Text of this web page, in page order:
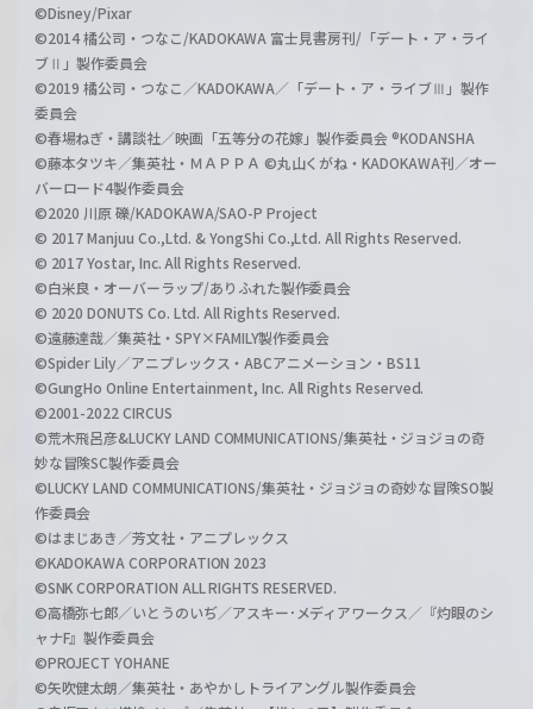
©Disney/Pixar
©2014 橘公司・つなこ/KADOKAWA 富士見書房刊/「デート・ア・ライ
ブⅡ」製作委員会
©2019 橘公司・つなこ／KADOKAWA／「デート・ア・ライブⅢ」製作
委員会
©春場ねぎ・講談社／映画「五等分の花嫁」製作委員会 ®KODANSHA
©藤本タツキ／集英社・ＭＡＰＰＡ ©丸山くがね・KADOKAWA刊／オー
バーロード4製作委員会
©2020 川原 礫/KADOKAWA/SAO-P Project
© 2017 Manjuu Co.,Ltd. & YongShi Co.,Ltd. All Rights Reserved.
© 2017 Yostar, Inc. All Rights Reserved.
©白米良・オーバーラップ/ありふれた製作委員会
© 2020 DONUTS Co. Ltd. All Rights Reserved.
©遠藤達哉／集英社・SPY×FAMILY製作委員会
©Spider Lily／アニプレックス・ABCアニメーション・BS11
©GungHo Online Entertainment, Inc. All Rights Reserved.
©2001-2022 CIRCUS
©荒木飛呂彦&LUCKY LAND COMMUNICATIONS/集英社・ジョジョの奇
妙な冒険SC製作委員会
©LUCKY LAND COMMUNICATIONS/集英社・ジョジョの奇妙な冒険SO製
作委員会
©はまじあき／芳文社・アニプレックス
©KADOKAWA CORPORATION 2023
©SNK CORPORATION ALL RIGHTS RESERVED.
©高橋弥七郎／いとうのいぢ／アスキー･メディアワークス／『灼眼のシ
ャナF』製作委員会
©PROJECT YOHANE
©矢吹健太朗／集英社・あやかしトライアングル製作委員会